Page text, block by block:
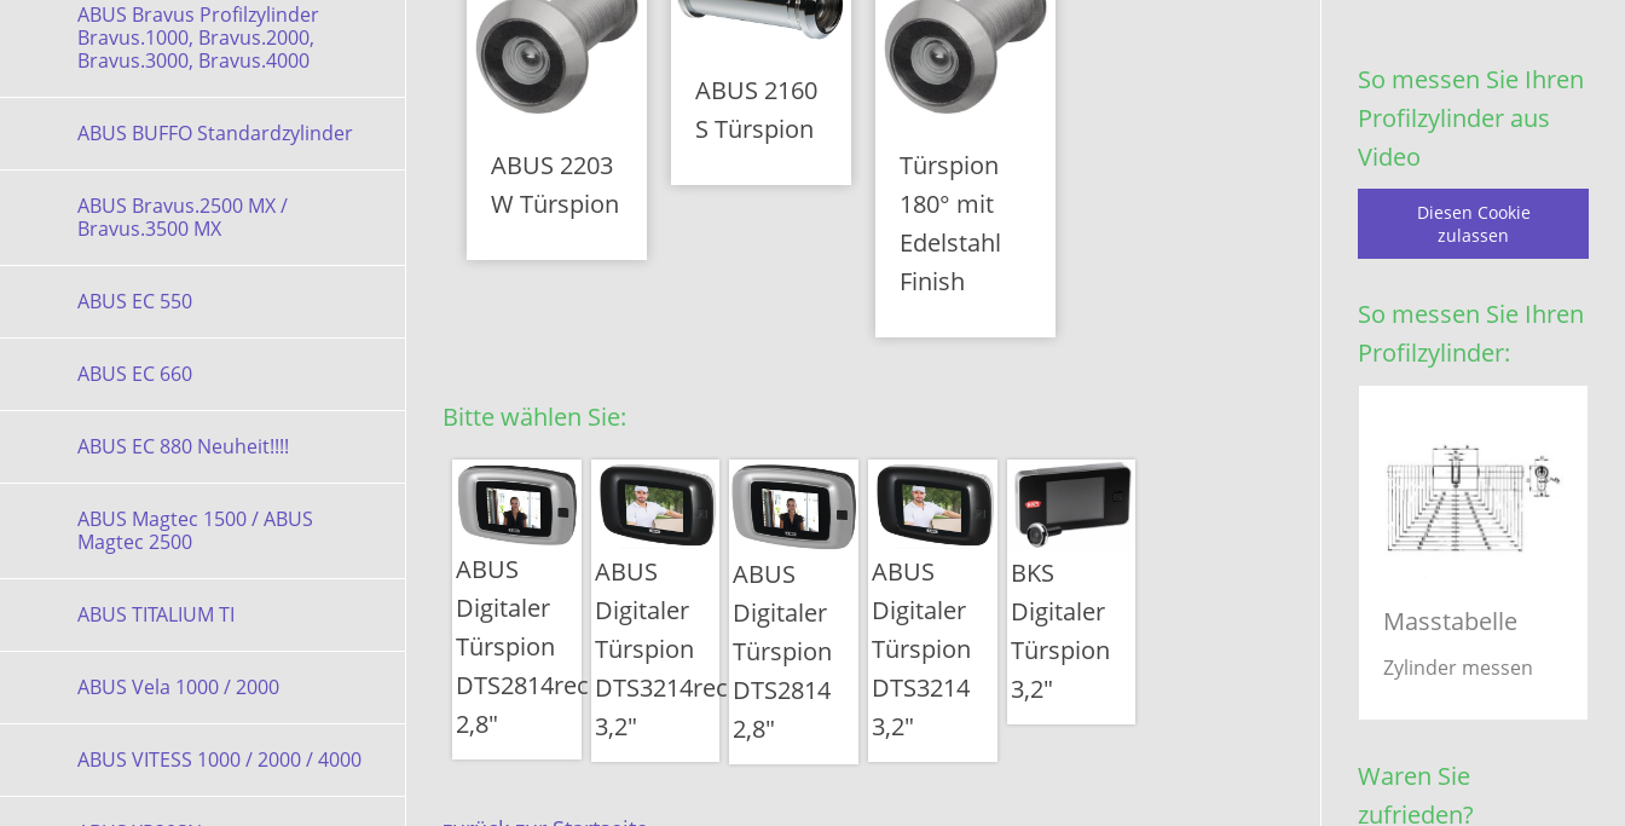
ABUS Bravus Profilzylinder
Bravus.1000, Bravus.2000,
Bravus.3000, Bravus.4000
ABUS BUFFO Standardzylinder
ABUS Bravus.2500 MX /
Bravus.3500 MX
ABUS EC 550
ABUS EC 660
ABUS EC 880 Neuheit!!!!
ABUS Magtec 1500 / ABUS
Magtec 2500
ABUS TITALIUM TI
ABUS Vela 1000 / 2000
ABUS VITESS 1000 / 2000 / 4000
ABUS 2203
W Türspion
ABUS 2160
S Türspion
Türspion
180° mit
Edelstahl
Finish
Bitte wählen Sie:
ABUS
Digitaler
Türspion
DTS2814rec
2,8"
ABUS
Digitaler
Türspion
DTS3214rec
3,2"
ABUS
Digitaler
Türspion
DTS2814
2,8"
ABUS
Digitaler
Türspion
DTS3214
3,2"
BKS
Digitaler
Türspion
3,2"
So messen Sie Ihren
Profilzylinder aus
Video
Diesen Cookie
zulassen
So messen Sie Ihren
Profilzylinder:
Masstabelle
Zylinder messen
Waren Sie
zufrieden?